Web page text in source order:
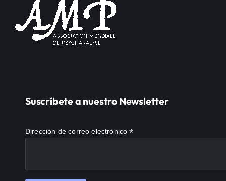
Suscríbete a nuestro Newsletter
Dirección de correo electrónico*